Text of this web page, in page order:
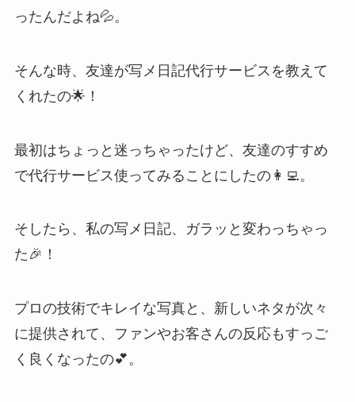
ったんだよね💦。
そんな時、友達が写メ日記代行サービスを教えて
くれたの🌟！
最初はちょっと迷っちゃったけど、友達のすすめ
で代行サービス使ってみることにしたの👩‍💻。
そしたら、私の写メ日記、ガラッと変わっちゃっ
た🎉！
プロの技術でキレイな写真と、新しいネタが次々
に提供されて、ファンやお客さんの反応もすっご
く良くなったの💕。